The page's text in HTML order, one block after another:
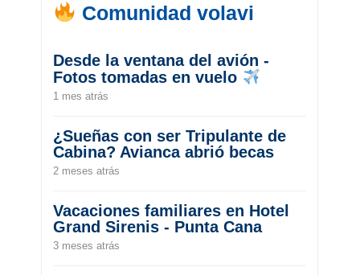
Comunidad volavi
Desde la ventana del avión -
Fotos tomadas en vuelo
1 mes atrás
¿Sueñas con ser Tripulante de
Cabina? Avianca abrió becas
2 meses atrás
Vacaciones familiares en Hotel
Grand Sirenis - Punta Cana
3 meses atrás